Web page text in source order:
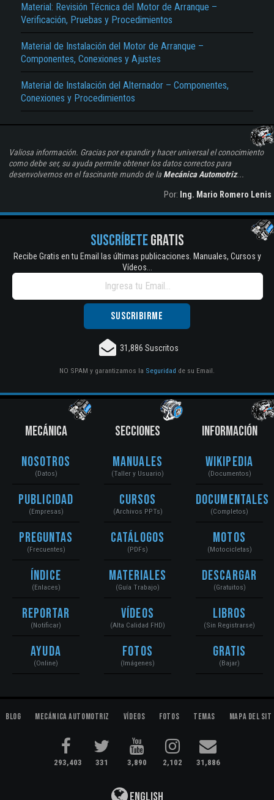
Material: Revisión Técnica del Motor de Arranque –
Verificación, Pruebas y Procedimientos
Material de Instalación del Motor de Arranque –
Componentes, Conexiones y Ajustes
Material de Instalación del Alternador – Componentes,
Conexiones y Procedimientos
Valiosa información. Gracias por expandir y hacer universal el conocimiento
como debe ser, su ayuda permite obtener los datos correctos para
desenvolvernos en el fascinante mundo de la Mecánica Automotriz...
Por: Ing. Mario Romero Lenis
SUSCRÍBETEGRATIS
Recibe Gratis en tu Email las últimas publicaciones. Manuales, Cursos y
Vídeos...
31,886 Suscritos
NO SPAM y garantizamos la Seguridad de su Email.
MECÁNICA
Nosotros
(Datos)
Publicidad
(Empresas)
Preguntas
(Frecuentes)
Índice
(Enlaces)
Reportar
(Notificar)
Ayuda
(Online)
SECCIONES
Manuales
(Taller y Usuario)
Cursos
(Archivos PPTs)
Catálogos
(PDFs)
Materiales
(Guía Trabajo)
Vídeos
(Alta Calidad FHD)
Fotos
(Imágenes)
INFORMACIÓN
Wikipedia
(Documentos)
Documentales
(Completos)
Motos
(Motocicletas)
Descargar
(Gratuitos)
Libros
(Sin Registrarse)
Gratis
(Bajar)
Blog Mecánica Automotriz Vídeos Fotos Temas Mapa del
293,403 331 3,890 2,102 31,886
English